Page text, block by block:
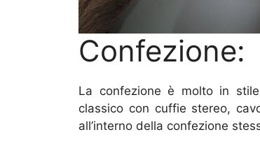
Confezione:
La confezione è molto in
classico con cuffie stereo,
all’interno della confezione